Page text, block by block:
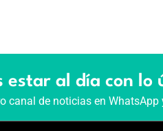
estar al día con lo
canal de noticias en